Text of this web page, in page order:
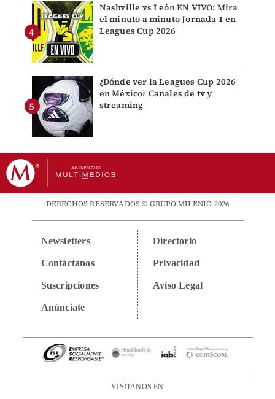
Nashville vs León EN VIVO: Mira
el minuto a minuto Jornada 1 en
Leagues Cup 2026
¿Dónde ver la Leagues Cup 2026
en México? Canales de tv y
streaming
DERECHOS RESERVADOS © GRUPO MILENIO 2026
Newsletters
Contáctanos
Suscripciones
Anúnciate
Directorio
Privacidad
Aviso Legal
VISÍTANOS EN